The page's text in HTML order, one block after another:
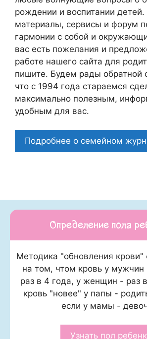
рождении и воспитании детей.
материалы, сервисы и форум
гармонии с собой и
вас есть пожелания и
работе нашего сайта для
пишите. Будем рады обратной
что c 1994 года стараемся
максимально полезным,
удобным для вас.
Подробнее о семейном
Определение пола
Методика "обновления крови"
на том, чтом кровь у мужчин
раз в 4 года, у женщин - раз
кровь "новее" у папы -
если у мамы -
Узнать пол